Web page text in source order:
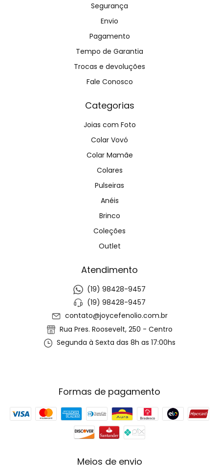
Segurança
Envio
Pagamento
Tempo de Garantia
Trocas e devoluções
Fale Conosco
Categorias
Joias com Foto
Colar Vovó
Colar Mamãe
Colares
Pulseiras
Anéis
Brinco
Coleções
Outlet
Atendimento
(19) 98428-9457
(19) 98428-9457
contato@joycefenolio.com.br
Rua Pres. Roosevelt, 250 - Centro
Segunda à Sexta das 8h as 17:00hs
Formas de pagamento
Meios de envio